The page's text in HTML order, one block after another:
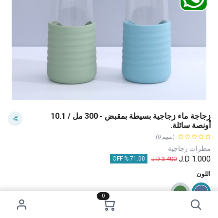
0
زجاجة ماء زجاجية بسيطة بمقبض - 300 مل / 10.1
أونصة سائلة.
(تقييم 0)
مطرات زجاجية
1.000
3.400
J.D
71.00 % OFF
اللون